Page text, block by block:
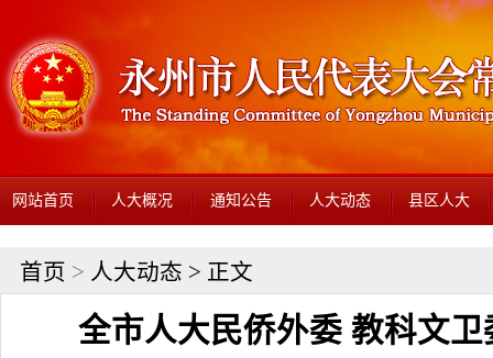
网站首页 人大概况 通知公告 人大动态 县区人大
首页 > 人大动态 > 正文
全市人大民侨外委 教科文